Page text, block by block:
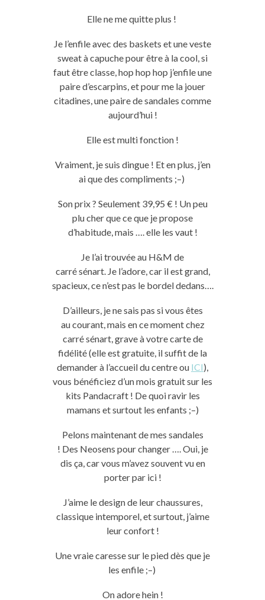
Elle ne me quitte plus !
Je l’enfile avec des baskets et une veste
sweat à capuche pour être à lacool, si
faut être classe,hop hop hop j’enfile une
paire d’escarpins, et pour me la jouer
citadines, une paire de sandales comme
aujourd’hui !
Elle estmultifonction !
Vraiment, je suis dingue ! Et en plus, j’en
ai que des compliments ;–)
Son prix ? Seulement 39,95 € ! Un peu
plu cher que ce que je propose
d’habitude, mais ….elle les vaut !
Je l’ai trouvée au H&M de
carrésénart.Je l’adore, car il est grand,
spacieux, ce n’est pas le bordel dedans….
D’ailleurs, je ne sais pas si vous êtes
au courant, mais en ce moment chez
carrésénart, grave à votre carte de
fidélité(elle est gratuite, il suffit de la
demander à l’accueil du centre ou ICI),
vous bénéficiez d’un mois gratuit sur les
kits Pandacraft! De quoi ravir les
mamans et surtout les enfants ;–)
Pelons maintenant de mes sandales
! Des Neosens pour changer ….Oui, je
dis ça, car vous m’avez souvent vu en
porter par ici !
J’aime le design de leur chaussures,
classique intemporel, et surtout, j’aime
leur confort !
Une vraie caresse sur le pied dès que je
les enfile ;–)
On adore hein !